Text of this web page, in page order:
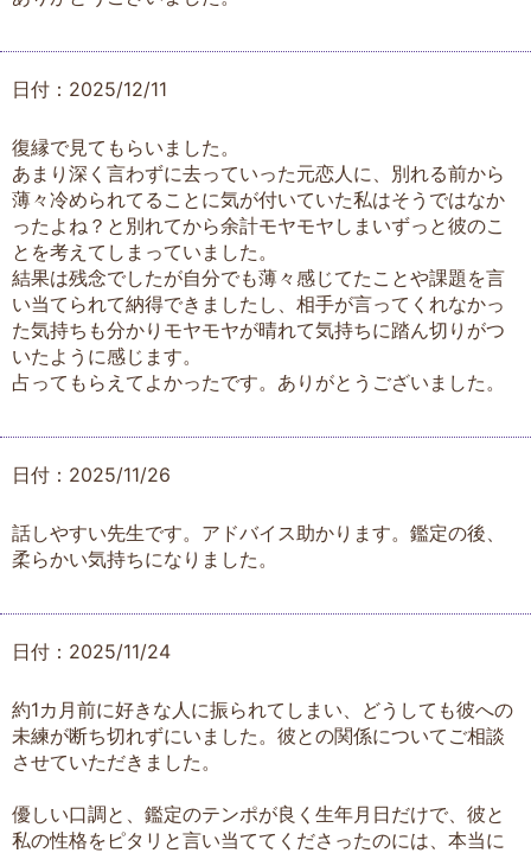
日付：2025/12/11
復縁で見てもらいました。
あまり深く言わずに去っていった元恋人に、別れる前から
薄々冷められてることに気が付いていた私はそうではなか
ったよね？と別れてから余計モヤモヤしまいずっと彼のこ
とを考えてしまっていました。
結果は残念でしたが自分でも薄々感じてたことや課題を言
い当てられて納得できましたし、相手が言ってくれなかっ
た気持ちも分かりモヤモヤが晴れて気持ちに踏ん切りがつ
いたように感じます。
占ってもらえてよかったです。ありがとうございました。
日付：2025/11/26
話しやすい先生です。アドバイス助かります。鑑定の後、
柔らかい気持ちになりました。
日付：2025/11/24
約1カ月前に好きな人に振られてしまい、どうしても彼への
未練が断ち切れずにいました。彼との関係についてご相談
させていただきました。
優しい口調と、鑑定のテンポが良く生年月日だけで、彼と
私の性格をピタリと言い当ててくださったのには、本当に